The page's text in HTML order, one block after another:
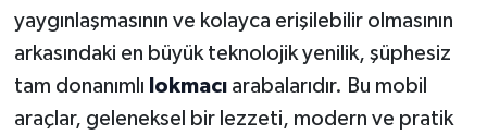
yaygınlaşmasının ve kolayca erişilebilir olmasının
arkasındaki en büyük teknolojik yenilik, şüphesiz
tam donanımlı lokmacıarabalarıdır. Bu mobil
araçlar, geleneksel bir lezzeti, modern ve pratik